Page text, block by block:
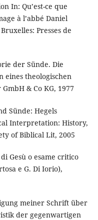
In: Qu’est-ce que
à l’abbé Daniel
Presses de
der Sünde. Die
eines theologischen
& Co KG, 1977
Sünde: Hegels
Interpretation: History,
of Biblical Lit, 2005
Gesù o esame critico
e G. Di Iorio),
meiner Schrift über
der gegenwartigen